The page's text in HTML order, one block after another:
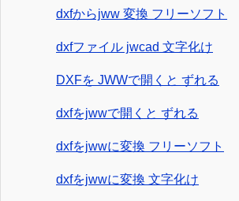
dxfからjww 変換 フリーソフト
dxfファイル jwcad 文字化け
DXFを JWWで開くと ずれる
dxfをjwwで開くと ずれる
dxfをjwwに変換 フリーソフト
dxfをjwwに変換 文字化け